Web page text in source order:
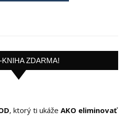
KNIHA ZDARMA!
, ktorý ti ukážeAKO eliminovať